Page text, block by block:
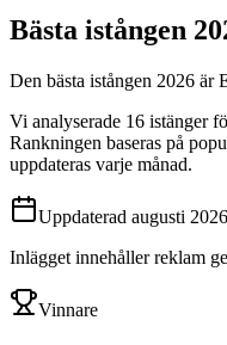
Bästa istången
Den bästa istången 2026 är
Vi analyserade 16 istänger
Rankningen baseras på
uppdateras varje månad.
Uppdaterad augusti 2026
Inlägget innehåller reklam
Vinnare